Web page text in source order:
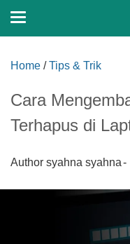
Home /Tips & Trik
Cara
Terhapus di
Author syahna syahna